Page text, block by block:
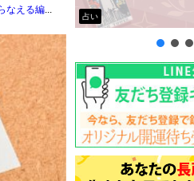
占い